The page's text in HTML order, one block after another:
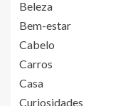
Beleza
Bem-estar
Cabelo
Carros
Casa
Curiosidades